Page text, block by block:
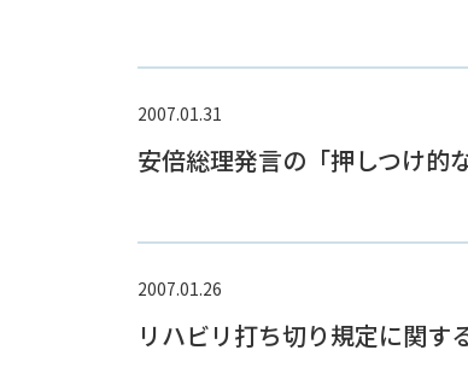
2007.01.31
安倍総理発言の「押しつけ的
2007.01.26
リハビリ打ち切り規定に関す